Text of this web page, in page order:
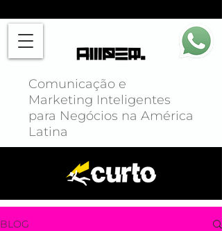
Comunicação e
Marketing Inteligentes
para Negócios na América
Latina
BLOG